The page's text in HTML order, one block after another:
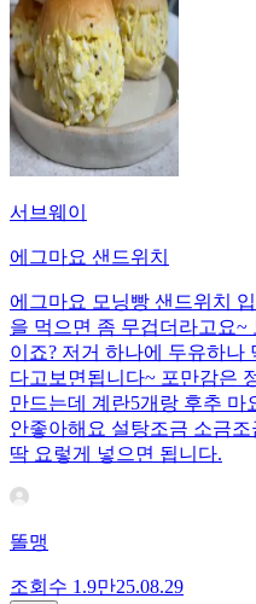
서브웨이
에그마요 샌드위치
에그마요 모닝빵 샌드위치
을 먹으면 좀 무겁더라고요~
이죠? 저거 하나에 두유하나
다고보면됩니다~ 포만감은
만드는데 계란5개랑 후추 마
안좋아해요 설탕조금 소금
딱 요렇게 넣으면 됩니다.
똘맹
조회수 1.9만25.08.29